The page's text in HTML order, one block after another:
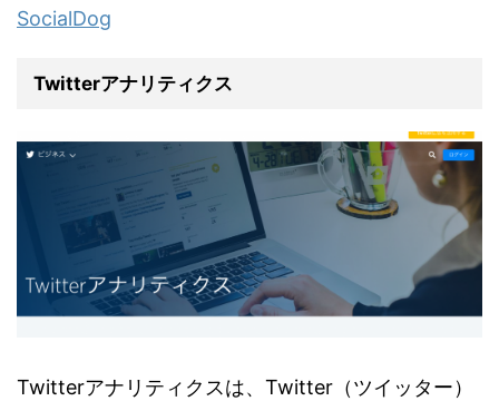
SocialDog
Twitterアナリティクス
Twitterアナリティクスは、Twitter（ツイッター）